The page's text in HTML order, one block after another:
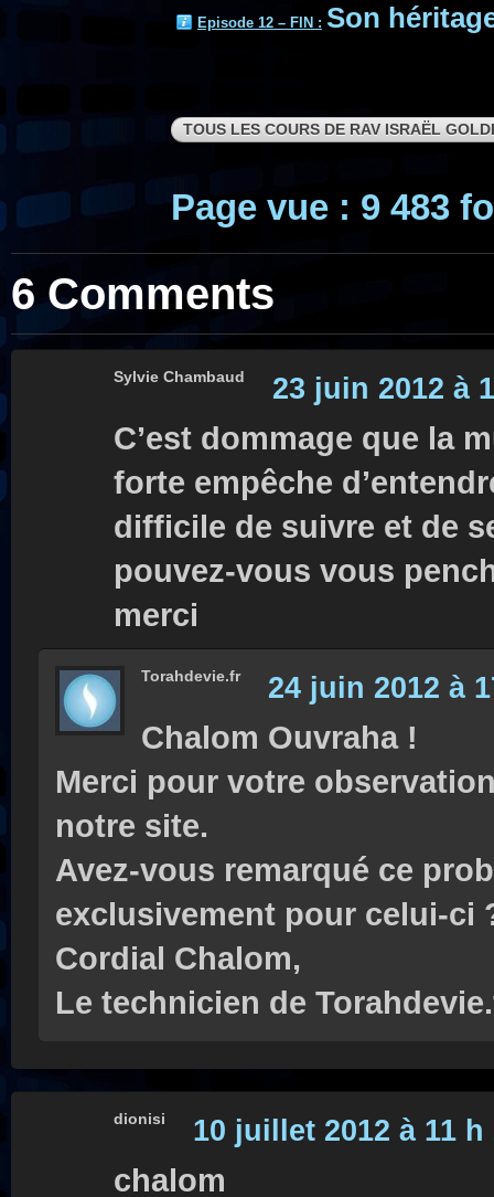
Episode 12 – FIN : Son
TOUS LES COURS DE RAV ISRAËL
Page vue : 9 483
6 Comments
Sylvie Chambaud 23 juin 2012 à
C’est dommage que la
forte empêche
difficile de suivre et de
pouvez-vous vous
merci
Torahdevie.fr 24 juin 2012 à
Chalom Ouvraha !
Merci pour votre
notre site.
Avez-vous remarqué ce
exclusivement pour celui-ci
Cordial Chalom,
Le technicien de
dionisi 10 juillet 2012 à 11 h
chalom